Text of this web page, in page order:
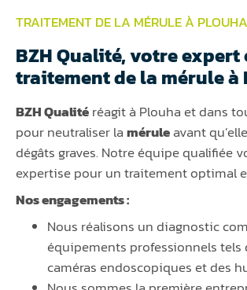
TRAITEMENT DE LA MÉRULE À PLOUHA
BZH Qualité, votre expert
traitement de la mérule à
BZH Qualitéréagit à Plouha et dans
pour neutraliser laméruleavant
dégâts graves. Notre équipe qualifiée
expertise pour un traitement optimal
Nos engagements :
Nous réalisons un diagnostic
équipements professionnels tels
caméras endoscopiques et des